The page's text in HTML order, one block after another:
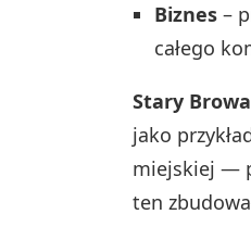
Biznes –
całego
Stary
jako
miejskiej —
ten